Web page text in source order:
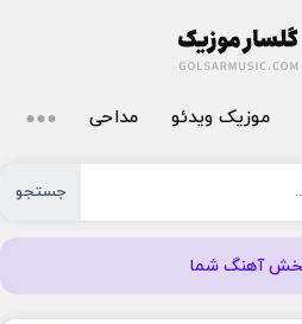
موزیک ویدئو مداحی
جستجو
آهنگ شما